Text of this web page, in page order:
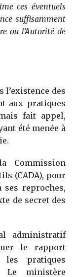
ces éventuels
suffisamment
ou l’Autorité de
l’existence des
aux pratiques
fait appel,
été menée à
Commission
(CADA), pour
ses reproches,
de secret des
administratif
le rapport
les pratiques
Le ministère